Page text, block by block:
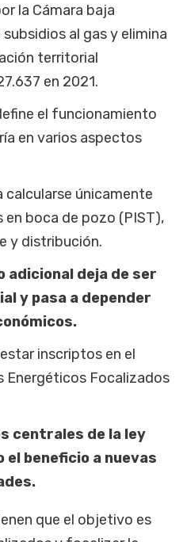
la Cámara baja
al gas y elimina
territorial
en 2021.
el funcionamiento
en varios aspectos
calcularse únicamente
en boca de pozo (PIST),
y distribución.
adicional deja de ser
y pasa a depender
inscriptos en el
Energéticos Focalizados
centrales de la ley
beneficio a nuevas
que el objetivo es